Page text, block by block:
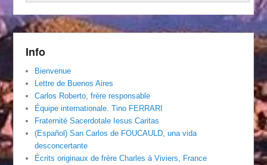
Info
Bienvenue
Lettre de Buenos Aires
Carlos Roberto, frère responsable
Équipe internationale. Tino FERRARI
Fraternité Sacerdotale Iesus Caritas
(Español) San Carlos de FOUCAULD, una vida
desconcertante
Écrits originaux de frère Charles à Viviers, France